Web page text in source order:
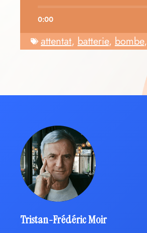
0:00
attentat, batterie, bombe,
Tristan-Frédéric Moir